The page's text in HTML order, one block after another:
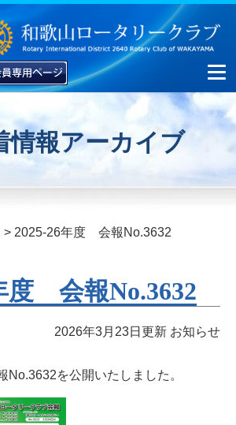
情報アーカイブ
2025-26年度 会報No.3632
度 会報No.3632
2026年3月23日更新 お知らせ
を公開いたしました。